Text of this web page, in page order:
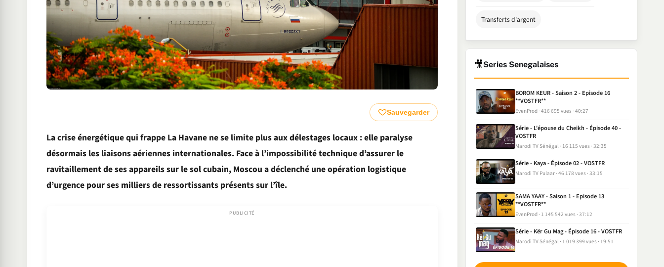
Sauvegarder
La crise énergétique qui frappe La Havane ne se limite plus aux délestages locaux : elle paralyse
désormais les liaisons aériennes internationales. Face à l’impossibilité technique d’assurer le
ravitaillement de ses appareils sur le sol cubain, Moscou a déclenché une opération logistique
d’urgence pour ses milliers de ressortissants présents sur l’île.
Transferts d'argent
🎥Series Senegalaises
BOROM KEUR - Saison 2 - Episode 16
**VOSTFR**
EvenProd 416 695 vues 40:27
Série - L'épouse du Cheikh - Épisode 40 -
VOSTFR
Marodi TV Sénégal 16 115 vues 32:35
Série - Kaya - Épisode 02 - VOSTFR
Marodi TV Pulaar 46 178 vues 33:15
SAMA YAAY - Saison 1 - Episode 13
**VOSTFR**
EvenProd 1 145 542 vues 37:12
Série - Kër Gu Mag - Épisode 16 - VOSTFR
Marodi TV Sénégal 1 019 399 vues 19:51